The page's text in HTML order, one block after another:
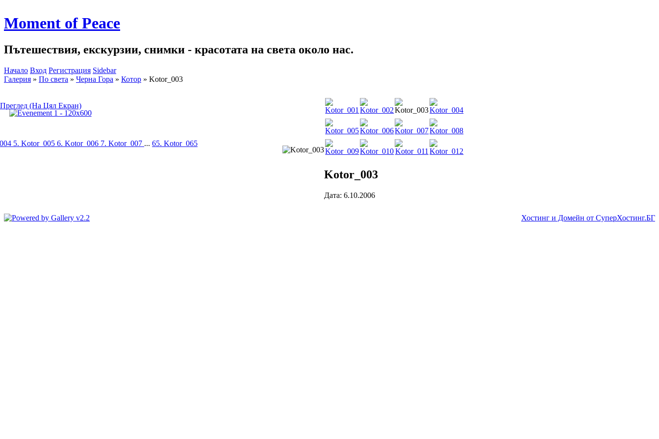
Moment of Peace
Пътешествия, екскурзии, снимки - красотата на света около нас.
Начало Вход Регистрация Sidebar
Галерия » По света » Черна Гора » Котор » Kotor_003
Kotor_003
Дата: 6.10.2006
Преглед (На Цял Екран)
5. Kotor_005 6. Kotor_006 7. Kotor_007 ... 65. Kotor_065
Хостинг и Домейн от СуперХостинг.БГ